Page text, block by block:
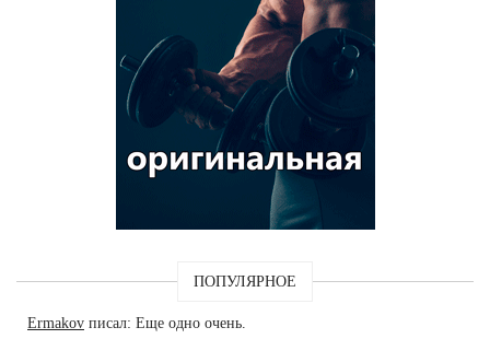
ПОПУЛЯРНОЕ
Ermakov писал: Еще одно очень.